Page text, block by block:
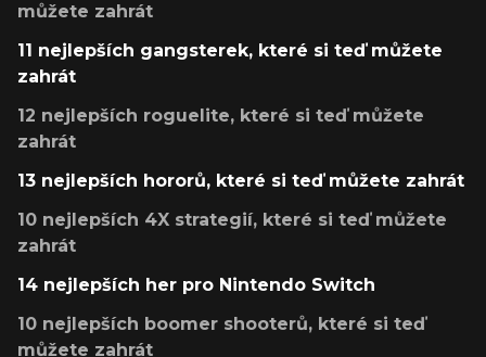
můžete zahrát
11 nejlepších gangsterek, které si teď můžete
zahrát
12 nejlepších roguelite, které si teď můžete
zahrát
13 nejlepších hororů, které si teď můžete zahrát
10 nejlepších 4X strategií, které si teď můžete
zahrát
14 nejlepších her pro Nintendo Switch
10 nejlepších boomer shooterů, které si teď
můžete zahrát